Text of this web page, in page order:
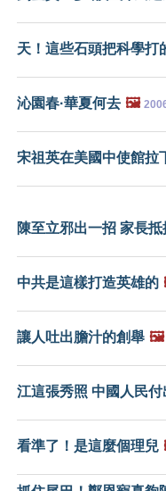
天！這些石頭把科學打
沁園春·華夏何去 🖼️
宋祖英在美國中使館拉
陳至立邪出一招 家長
中共是這樣打造英雄的
讓人吐出膽汁的創舉 🖼️
江這張秀照 中國人民
看準了！是這麼個理兒